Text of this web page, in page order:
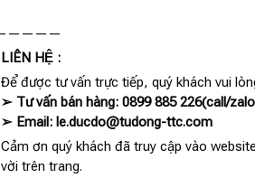
LIÊN HỆ :
Để được tư vấn trực tiếp, quý khách vui
➢ Tư vấn bán hàng: 0899 885 226(call/
➢ Email: le.ducdo@tudong-ttc.com
Cảm ơn quý khách đã truy cập vào website
vời trên trang.